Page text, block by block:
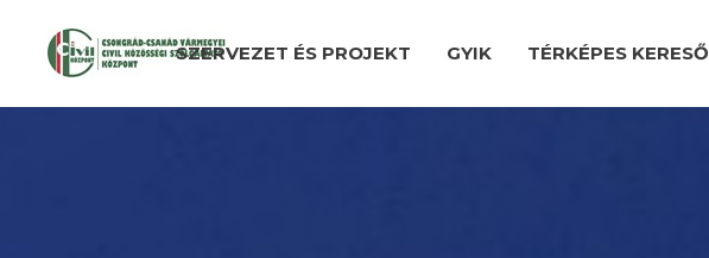
SZERVEZET ÉS PROJEKT GYIK TÉRKÉPES KERESŐ